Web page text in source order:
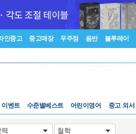
인중고 중고매장 우주점 음반 블루레이
이벤트
수준별베스트
수준별베스트
어린이영어
중고 외서
중고 외서